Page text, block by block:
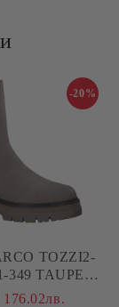
TOZZI2-
349 TAUPE
-20%
176.02лв.